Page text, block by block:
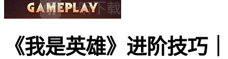
《我是英雄》进阶技巧